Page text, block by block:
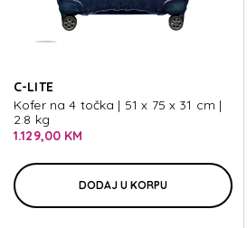
BASE
BASE
C-LITE
Kofer na 4 točka | 51 x 75 x 31 cm |
2.8 kg
1.129,00 KM
DODAJ U KORPU